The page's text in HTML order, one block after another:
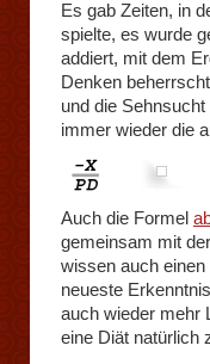
Es gab Zeiten, in
spielte, es wurde
addiert, mit dem
Denken
und die
immer wieder die
Auch die Formel
gemeinsam mit
wissen auch
neueste
auch wieder mehr
eine Diät natürlich